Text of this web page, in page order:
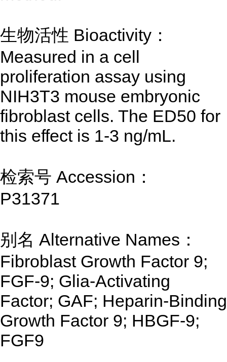
生物活性 Bioactivity：
Measured in a cell
proliferation assay using
NIH3T3 mouse embryonic
fibroblast cells. The ED50 for
this effect is 1-3 ng/mL.
检索号 Accession：
P31371
别名 Alternative Names：
Fibroblast Growth Factor 9;
FGF-9; Glia-Activating
Factor; GAF; Heparin-Binding
Growth Factor 9; HBGF-9;
FGF9